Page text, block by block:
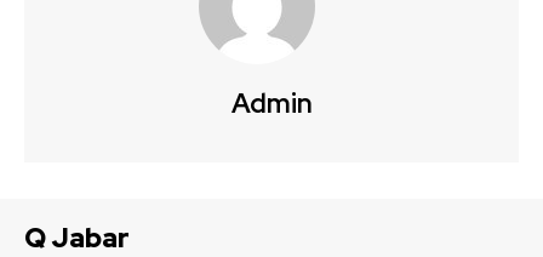
Admin
Q Jabar